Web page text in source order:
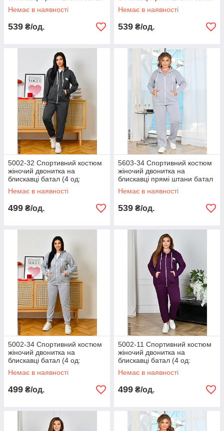
(4 од: 50,52,54,56)
Немає в наявності
539 ₴/од.
(4 од: 50,52,54,56)
Немає в наявності
539 ₴/од.
5002-32 Спортивний костюм
жіночий двонитка на
блискавці батал (4 од:
50,52,54,56)
Немає в наявності
499 ₴/од.
5603-34 Спортивний костюм
жіночий двонитка на
блискавці прямі штани батал
(4 од: 50,52,54,56)
Немає в наявності
539 ₴/од.
5002-34 Спортивний костюм
жіночий двонитка на
блискавці батал (4 од:
50,52,54,56)
Немає в наявності
499 ₴/од.
5002-11 Спортивний костюм
жіночий двонитка на
блискавці батал (4 од:
50,52,54,56)
Немає в наявності
499 ₴/од.